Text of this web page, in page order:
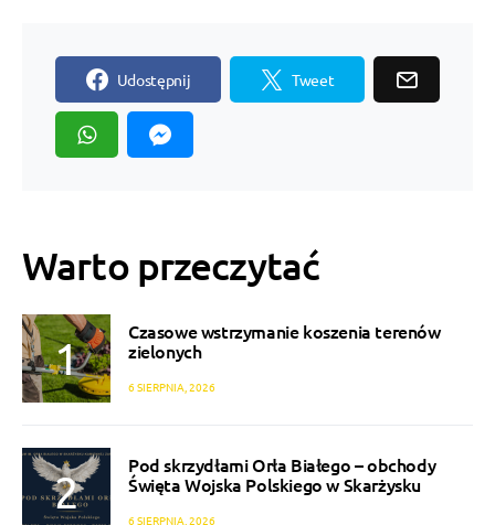
Udostępnij Tweet
Warto przeczytać
Czasowe wstrzymanie koszenia terenów
zielonych
6 SIERPNIA, 2026
Pod skrzydłami Orła Białego – obchody
Święta Wojska Polskiego w Skarżysku
6 SIERPNIA, 2026